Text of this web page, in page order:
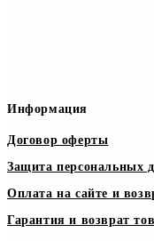
Информация
Договор оферты
Защита персональных
Оплата на сайте и
Гарантия и возврат